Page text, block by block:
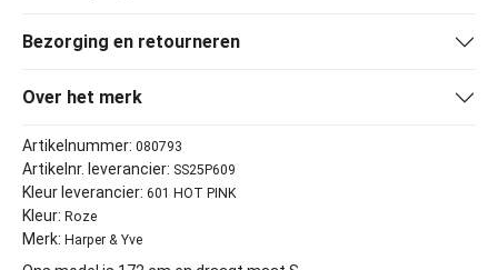
Bezorging en retourneren
Over het merk
Artikelnummer: 080793
Artikelnr. leverancier: SS25P609
Kleur leverancier: 601 HOT PINK
Kleur: Roze
Merk: Harper & Yve